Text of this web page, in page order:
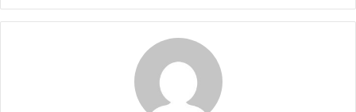
Cidadania, ressaltam que as religiões mais perseguidas no
Brasil são as de matriz africana. “Tendo isso em vista, o
GDI planejou essa ação, de modo a atingir dois objetivos
ao mesmo tempo. O primeiro é que todas as religiões